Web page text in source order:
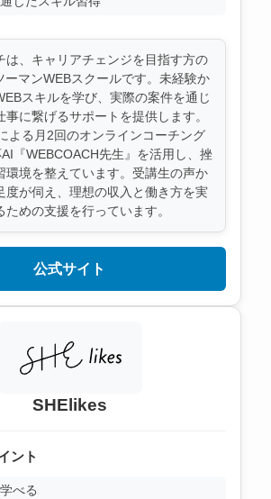
は、キャリアチェンジを目指す方の
ーマンWEBスクールです。未経験か
スキルを学び、実際の案件を通じ
事に繋げるサポートを提供します。
よる月2回のオンラインコーチング
『WEBCOACH先生』を活用し、挫
環境を整えています。受講生の声か
度が伺え、理想の収入と働き方を実
ための支援を行っています。
公式サイト
SHElikes
ント
べる